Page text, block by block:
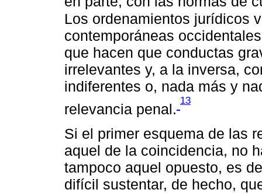
Los ordenamientos jurídicos
contemporáneas
que hacen que conductas
irrelevantes y, a la inversa,
indiferentes o, nada más y
relevancia penal.
13
Si el primer esquema de las
aquel de la coincidencia, no
tampoco aquel opuesto, es
difícil sustentar, de hecho,